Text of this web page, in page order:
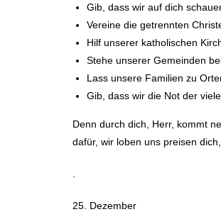
Gib, dass wir auf dich
Vereine die getrennten
Hilf unserer katholischen
Stehe unserer Gemeinden
Lass unsere Familien zu
Gib, dass wir die Not der
Denn durch dich, Herr, kommt
dafür, wir loben uns preisen
25. Dezember